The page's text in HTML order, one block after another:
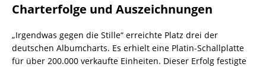
Charterfolge und Auszeichnungen
„Irgendwas gegen die Stille“ erreichte Platz drei der
deutschen Albumcharts. Es erhielt eine Platin-Schallplatte
für über 200.000 verkaufte Einheiten. Dieser Erfolg festigte